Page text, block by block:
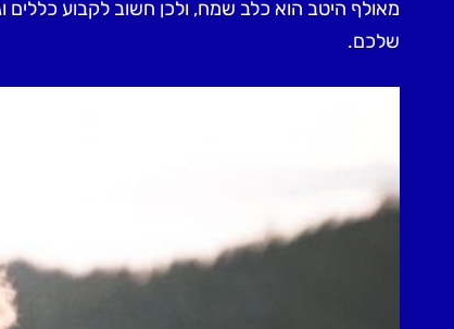
מאולף היטב הוא כלב שמח, ולכן חשוב לקבוע כללים
שלכם.